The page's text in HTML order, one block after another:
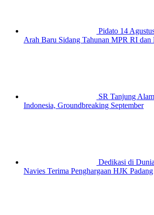
Pidato 14
Arah Baru Sidang Tahunan MPR RI
SR Tanjung
Indonesia, Groundbreaking September
Dedikasi di
Navies Terima Penghargaan HJK Padang